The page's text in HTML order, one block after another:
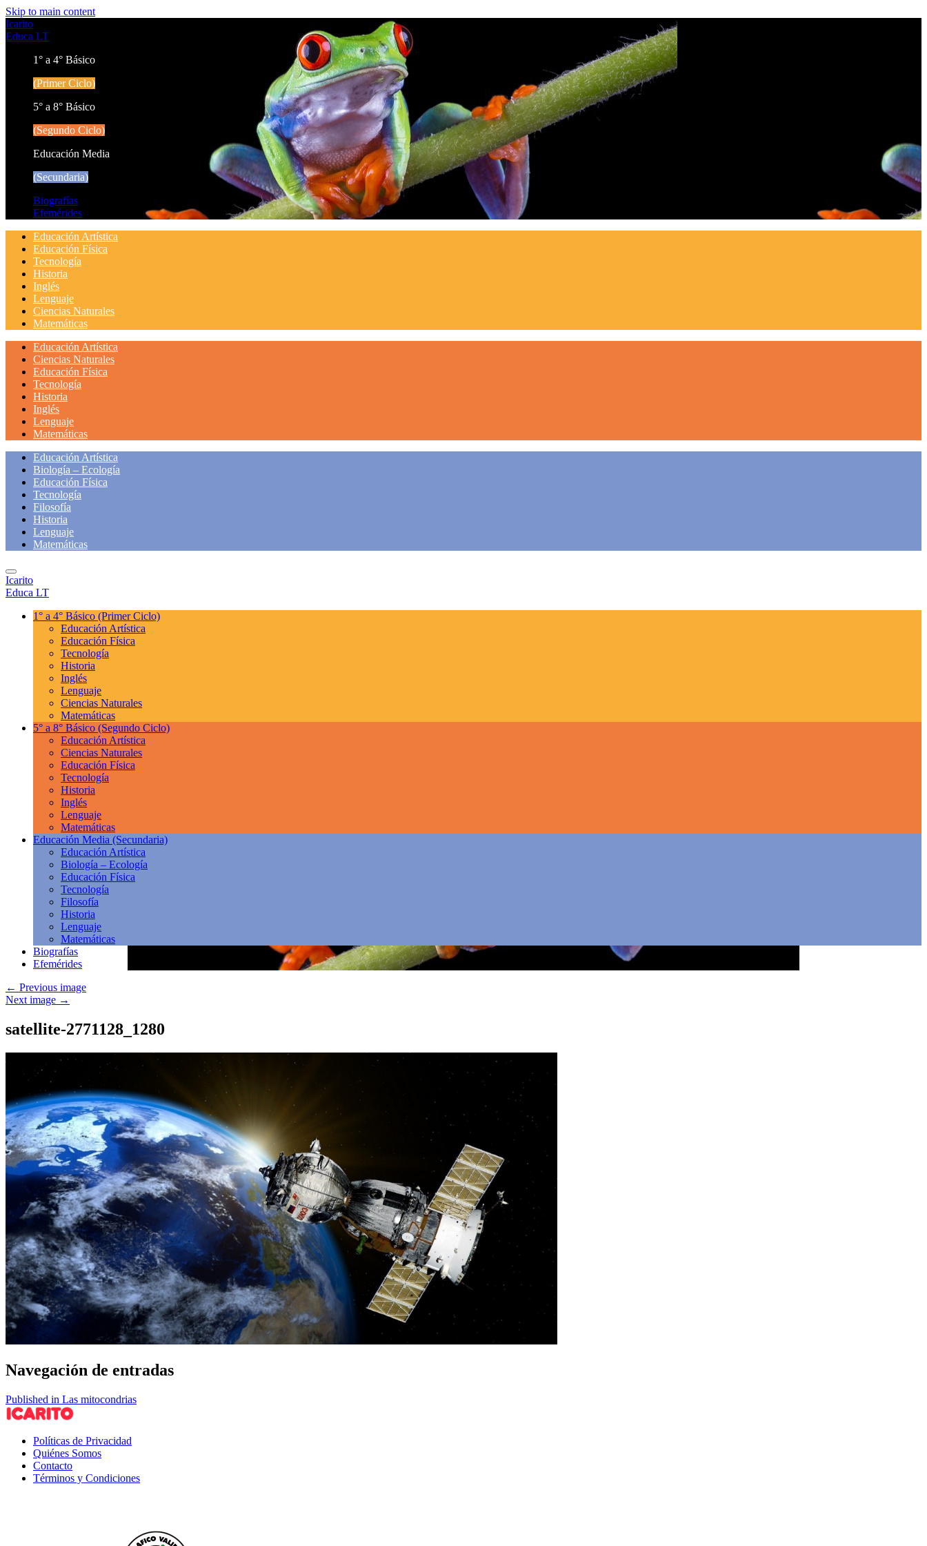
Skip to main content
Icarito
Educa LT
1° a 4° Básico
(Primer Ciclo)
5° a 8° Básico
(Segundo Ciclo)
Educación Media
(Secundaria)
Biografías
Efemérides
Educación Artística
Educación Física
Tecnología
Historia
Inglés
Lenguaje
Ciencias Naturales
Matemáticas
Educación Artística
Ciencias Naturales
Educación Física
Tecnología
Historia
Inglés
Lenguaje
Matemáticas
Educación Artística
Biología – Ecología
Educación Física
Tecnología
Filosofía
Historia
Lenguaje
Matemáticas
Icarito
Educa LT
1° a 4° Básico (Primer Ciclo)
Educación Artística
Educación Física
Tecnología
Historia
Inglés
Lenguaje
Ciencias Naturales
Matemáticas
5° a 8° Básico (Segundo Ciclo)
Educación Artística
Ciencias Naturales
Educación Física
Tecnología
Historia
Inglés
Lenguaje
Matemáticas
Educación Media (Secundaria)
Educación Artística
Biología – Ecología
Educación Física
Tecnología
Filosofía
Historia
Lenguaje
Matemáticas
Biografías
Efemérides
← Previous image
Next image →
satellite-2771128_1280
Navegación de entradas
Published in Las mitocondrias
Políticas de Privacidad
Quiénes Somos
Contacto
Términos y Condiciones